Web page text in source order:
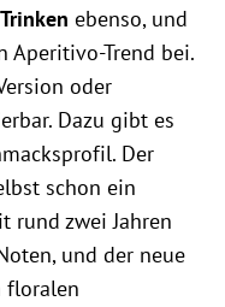
ebenso, und
Aperitivo-Trend bei.
oder
Dazu gibt es
Der
schon ein
rund zwei Jahren
und der neue
floralen